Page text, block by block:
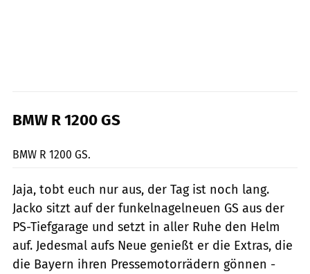
BMW R 1200 GS
BMW R 1200 GS.
Jaja, tobt euch nur aus, der Tag ist noch lang.
Jacko sitzt auf der funkelnagelneuen GS aus der
PS-Tiefgarage und setzt in aller Ruhe den Helm
auf. Jedesmal aufs Neue genießt er die Extras, die
die Bayern ihren Pressemotorrädern gönnen -